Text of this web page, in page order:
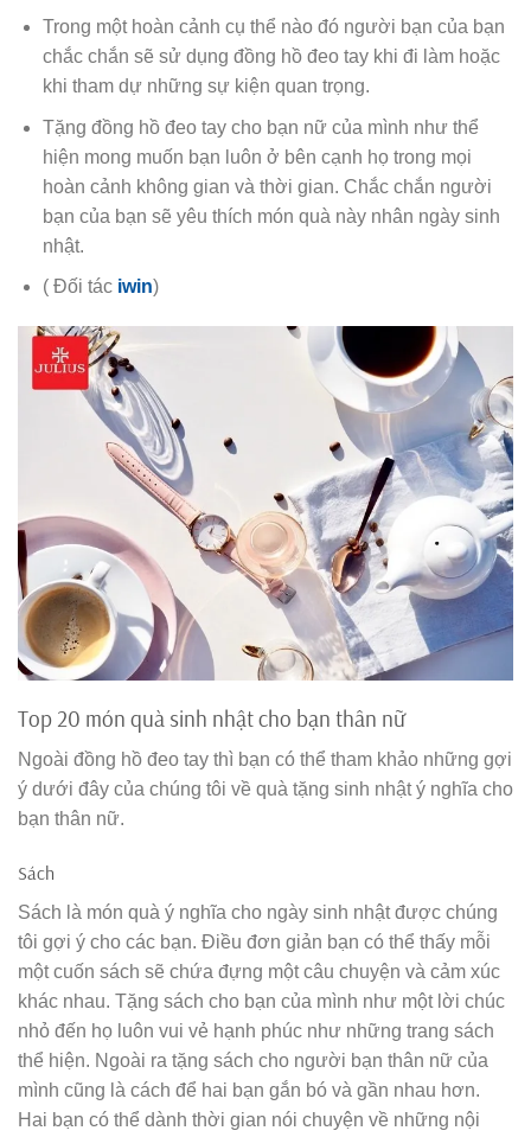
Trong một hoàn cảnh cụ thể nào đó người bạn của bạn
chắc chắn sẽ sử dụng đồng hồ đeo tay khi đi làm hoặc
khi tham dự những sự kiện quan trọng.
Tặng đồng hồ đeo tay cho bạn nữ của mình như thể
hiện mong muốn bạn luôn ở bên cạnh họ trong mọi
hoàn cảnh không gian và thời gian. Chắc chắn người
bạn của bạn sẽ yêu thích món quà này nhân ngày sinh
nhật.
( Đối tác iwin)
Top 20 món quà sinh nhật cho bạn thân nữ
Ngoài đồng hồ đeo tay thì bạn có thể tham khảo những gợi
ý dưới đây của chúng tôi về quà tặng sinh nhật ý nghĩa cho
bạn thân nữ.
Sách
Sách là món quà ý nghĩa cho ngày sinh nhật được chúng
tôi gợi ý cho các bạn. Điều đơn giản bạn có thể thấy mỗi
một cuốn sách sẽ chứa đựng một câu chuyện và cảm xúc
khác nhau. Tặng sách cho bạn của mình như một lời chúc
nhỏ đến họ luôn vui vẻ hạnh phúc như những trang sách
thể hiện. Ngoài ra tặng sách cho người bạn thân nữ của
mình cũng là cách để hai bạn gắn bó và gần nhau hơn.
Hai bạn có thể dành thời gian nói chuyện về những nội